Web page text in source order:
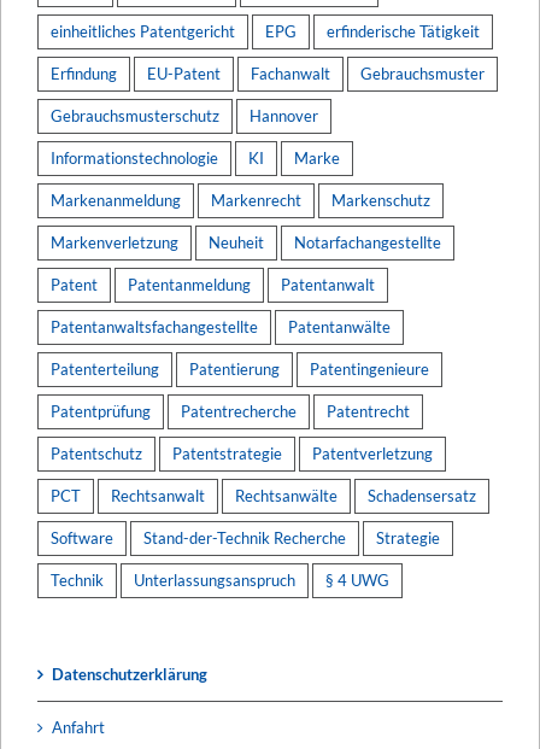
einheitliches Patentgericht EPG erfinderische Tätigkeit
Erfindung EU-Patent Fachanwalt Gebrauchsmuster
Gebrauchsmusterschutz Hannover
Informationstechnologie KI Marke
Markenanmeldung Markenrecht Markenschutz
Markenverletzung Neuheit Notarfachangestellte
Patent Patentanmeldung Patentanwalt
Patentanwaltsfachangestellte Patentanwälte
Patenterteilung Patentierung Patentingenieure
Patentprüfung Patentrecherche Patentrecht
Patentschutz Patentstrategie Patentverletzung
PCT Rechtsanwalt Rechtsanwälte Schadensersatz
Software Stand-der-Technik Recherche Strategie
Technik Unterlassungsanspruch § 4 UWG
Datenschutzerklärung
Anfahrt